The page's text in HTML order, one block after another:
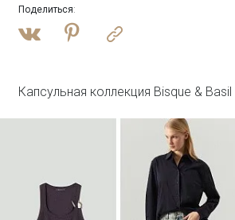
Брюки зауженного кроя
Двубортный жакет из твида
ML838/lut
Поделиться:
Капсульная коллекция Bisque & Basil